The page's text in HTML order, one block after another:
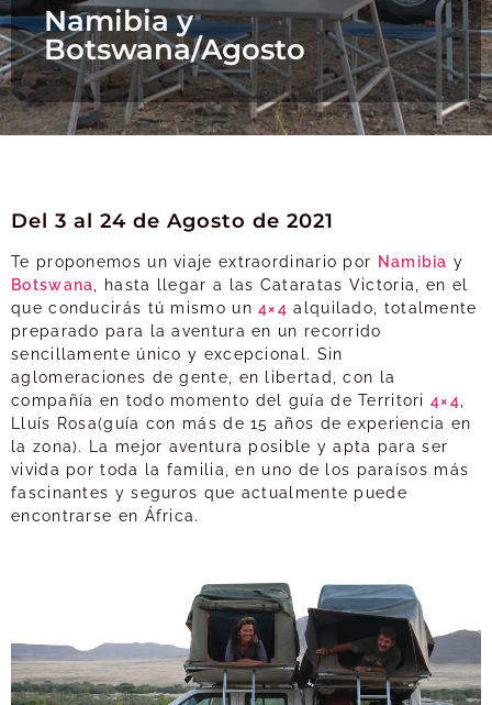
Namibia y
Botswana/Agosto
Del 3 al 24 de Agosto de 2021
Te proponemos un viaje extraordinario por Namibia y
Botswana , hasta llegar a las Cataratas Victoria, en el
que conducirás tú mismo un4×4 alquilado, totalmente
preparado para la aventura en un recorrido
sencillamente único y excepcional. Sin
aglomeraciones de gente, en libertad, con la
compañía en todo momento del guía de Territori4×4
Lluís Rosa(guía con más de 15 años de experiencia en
la zona). La mejor aventura posible y apta para ser
vivida por toda la familia, en uno de los paraísos más
fascinantes y seguros que actualmente puede
encontrarse en África.